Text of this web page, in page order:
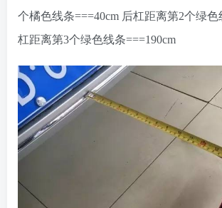
个橘色线条===40cm 后杠距离第2个绿色
杠距离第3个绿色线条===190cm